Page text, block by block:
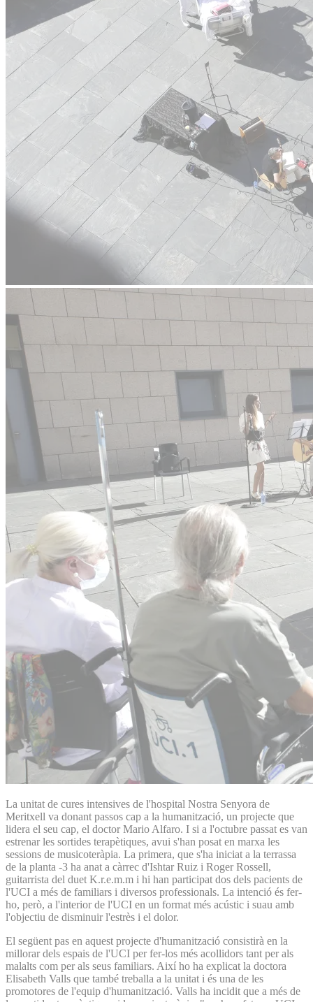
La unitat de cures intensives de l'hospital Nostra Senyora de
Meritxell va donant passos cap a la humanització, un projecte que
lidera el seu cap, el doctor Mario Alfaro. I si a l'octubre passat es van
estrenar les sortides terapètiques, avui s'han posat en marxa les
sessions de musicoteràpia. La primera, que s'ha iniciat a la terrassa
de la planta -3 ha anat a càrrec d'Ishtar Ruiz i Roger Rossell,
guitarrista del duet K.r.e.m.m i hi han participat dos dels pacients de
l'UCI a més de familiars i diversos professionals. La intenció és fer-
ho, però, a l'interior de l'UCI en un format més acústic i suau amb
l'objectiu de disminuir l'estrès i el dolor.
El següent pas en aquest projecte d'humanització consistirà en la
millorar dels espais de l'UCI per fer-los més acollidors tant per als
malalts com per als seus familiars. Així ho ha explicat la doctora
Elisabeth Valls que també treballa a la unitat i és una de les
promotores de l'equip d'humanització. Valls ha incidit que a més de